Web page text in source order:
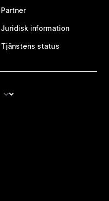
Partner
Juridisk information
Tjänstens status